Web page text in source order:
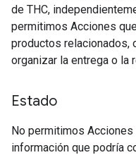
de THC,
permitimos Acciones
productos relacionados,
organizar la entrega o la
Estado
No permitimos
información que podría